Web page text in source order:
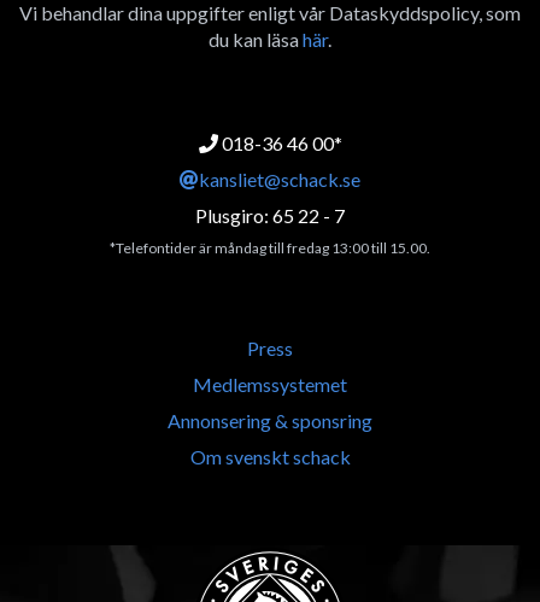
Vi behandlar dina uppgifter enligt vår Dataskyddspolicy, som
du kan läsahär.
018-36 46 00*
kansliet@schack.se
Plusgiro: 65 22 - 7
*Telefontider är måndag till fredag 13:00 till 15.00.
Press
Medlemssystemet
Annonsering & sponsring
Om svenskt schack